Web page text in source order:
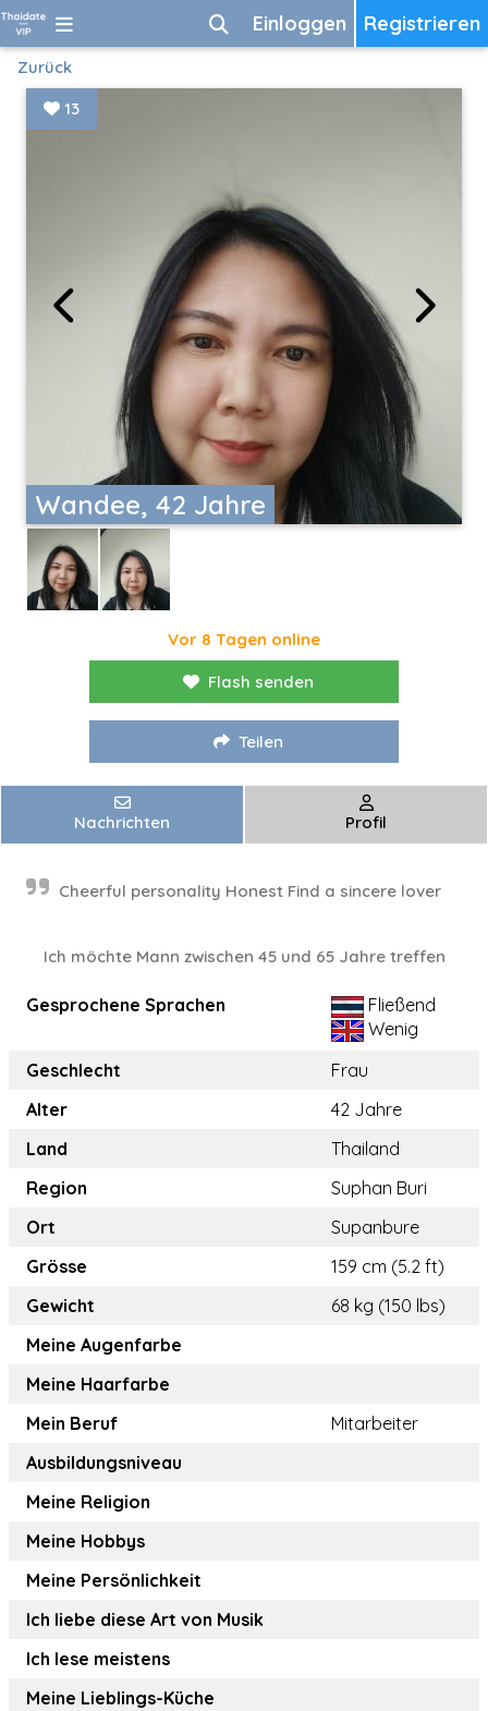
Registrieren
Einloggen
Zurück
Wandee, 42 Jahre
13
Vor 8 Tagen online
Flash senden
Teilen
Nachrichten Profil
Cheerful personality Honest Find a sincere lover
Ich möchte Mann zwischen 45 und 65 Jahre treffen
Gesprochene Sprachen
Fließend
Wenig
Geschlecht
Frau
Alter
42 Jahre
Land
Thailand
Region
Suphan Buri
Ort
Supanbure
Grösse
159 cm (5.2 ft)
Gewicht
68 kg (150 lbs)
Meine Augenfarbe
Meine Haarfarbe
Mein Beruf
Mitarbeiter
Ausbildungsniveau
Meine Religion
Meine Hobbys
Meine Persönlichkeit
Ich liebe diese Art von Musik
Ich lese meistens
Meine Lieblings-Küche